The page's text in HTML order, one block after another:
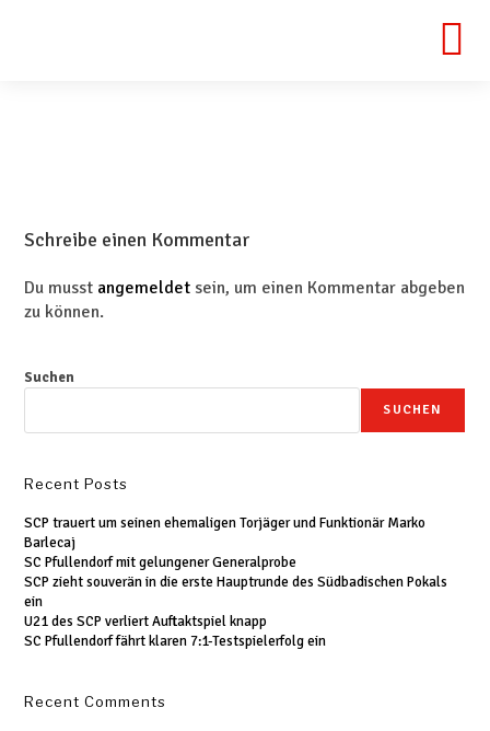
Schreibe einen Kommentar
Du musst angemeldet sein, um einen Kommentar abgeben
zu können.
Suchen
SUCHEN
Recent Posts
SCP trauert um seinen ehemaligen Torjäger und Funktionär Marko
Barlecaj
SC Pfullendorf mit gelungener Generalprobe
SCP zieht souverän in die erste Hauptrunde des Südbadischen Pokals
ein
U21 des SCP verliert Auftaktspiel knapp
SC Pfullendorf fährt klaren 7:1-Testspielerfolg ein
Recent Comments